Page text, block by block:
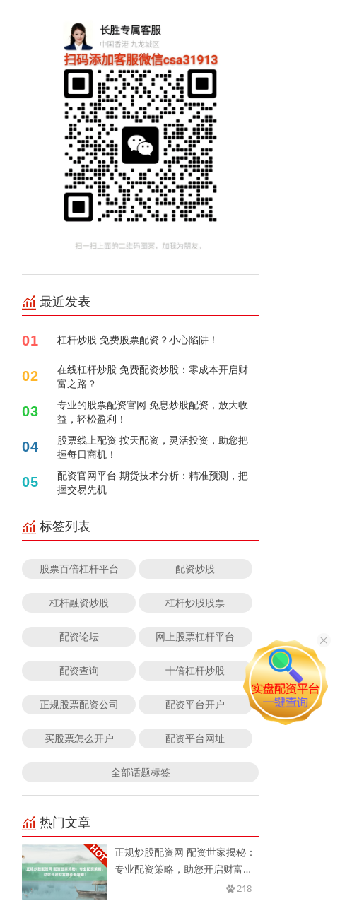
最近发表
01 杠杆炒股 免费股票配资？小心陷阱！
02
在线杠杆炒股 免费配资炒股：零成本开启财
富之路？
03
专业的股票配资官网 免息炒股配资，放大收
益，轻松盈利！
04
股票线上配资 按天配资，灵活投资，助您把
握每日商机！
05
配资官网平台 期货技术分析：精准预测，把
握交易先机
标签列表
股票百倍杠杆平台 配资炒股
杠杆融资炒股 杠杆炒股股票
配资论坛 网上股票杠杆平台
配资查询 十倍杠杆炒股
正规股票配资公司 配资平台开户
买股票怎么开户 配资平台网址
全部话题标签
热门文章
正规炒股配资网 配资世家揭秘：
专业配资策略，助您开启财富增
218